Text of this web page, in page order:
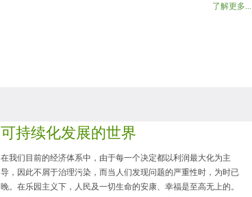
了解更多...
可持续化发展的世界
在我们目前的经济体系中，由于每一个决定都以利润最大化为主
导，因此不屑于治理污染，而当人们发现问题的严重性时，为时已
晚。在乐园主义下，人民及一切生命的安康、幸福是至高无上的。